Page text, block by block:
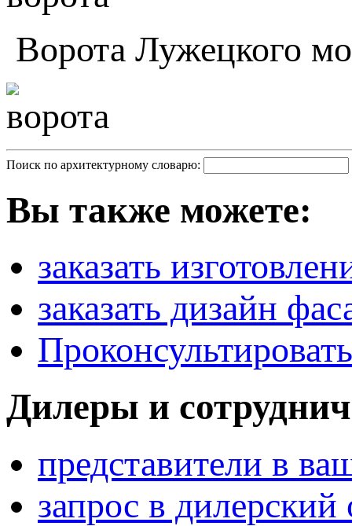
Ворота Лужецкого
Поиск по архитектурному словарю:
Вы также можете:
заказать
заказать дизайн
Дилеры и
представители в
запрос в дилерский